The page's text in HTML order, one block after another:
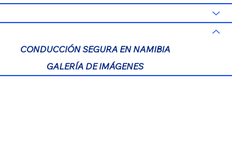
CONDUCCIÓN SEGURA EN NAMIBIA
GALERÍA DE IMÁGENES